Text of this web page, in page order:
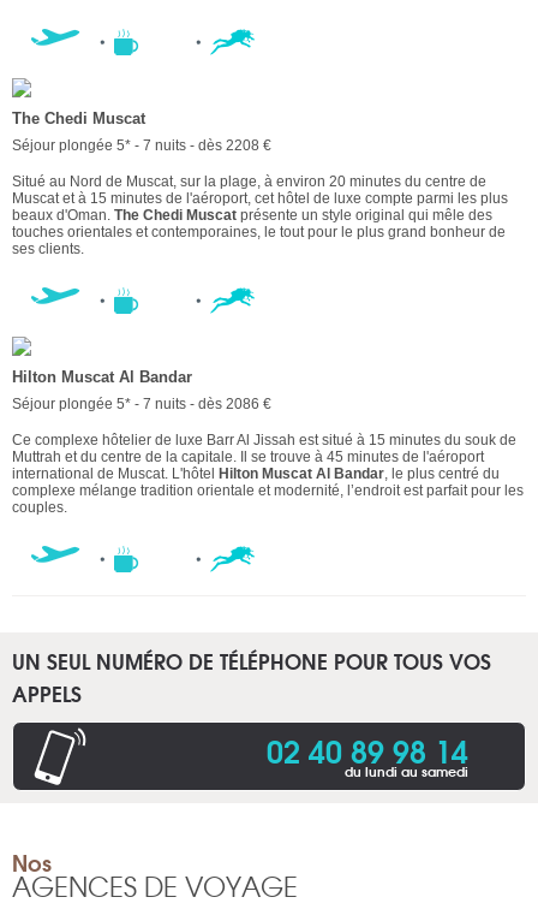
The Chedi Muscat
Séjour plongée 5* - 7 nuits - dès 2208 €
Situé au Nord de Muscat, sur la plage, à environ 20 minutes du centre de
Muscat et à 15 minutes de l'aéroport, cet hôtel de luxe compte parmi les plus
beaux d'Oman. The Chedi Muscat présente un style original qui mêle des
touches orientales et contemporaines, le tout pour le plus grand bonheur de
ses clients.
Hilton Muscat Al Bandar
Séjour plongée 5* - 7 nuits - dès 2086 €
Ce complexe hôtelier de luxe Barr Al Jissah est situé à 15 minutes du souk de
Muttrah et du centre de la capitale. Il se trouve à 45 minutes de l'aéroport
international de Muscat. L'hôtel Hilton Muscat Al Bandar , le plus centré du
complexe mélange tradition orientale et modernité, l’endroit est parfait pour les
couples.
UN SEUL NUMÉRO DE TÉLÉPHONE POUR TOUS VOS
APPELS
02 40 89 98 14
du lundi au samedi
Nos
AGENCES DE VOYAGE